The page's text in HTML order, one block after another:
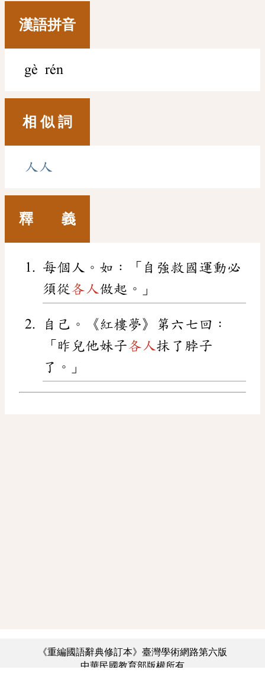
漢語拼音
gè rén
相 似 詞
人人
釋 義
每個人。如：「自強救國運動必
須從 各人做起。」
自己。《紅樓夢》第六七回：
「昨兒他妹子各人 抹了脖子
了。」
《重編國語辭典修訂本》臺灣學術網路第六版
中華民國教育部版權所有